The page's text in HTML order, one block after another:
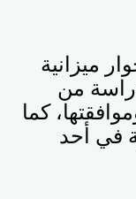
ميزانية
من
كما
في أحد